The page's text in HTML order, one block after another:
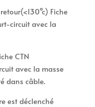
Fiche
circuit avec la
CTN
avec la masse
dans câble.
est déclenché